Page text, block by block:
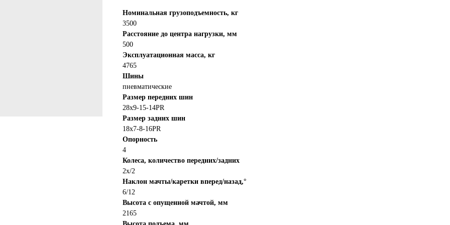
Номинальная грузоподъемность, кг
3500
Расстояние до центра нагрузки, мм
500
Эксплуатационная масса, кг
4765
Шины
пневматические
Размер передних шин
28x9-15-14PR
Размер задних шин
18x7-8-16PR
Опорность
4
Колеса, количество передних/задних
2х/2
Наклон мачты/каретки вперед/назад,°
6/12
Высота с опущенной мачтой, мм
2165
Покупайте сейчас
Чтобы закрепить за
введите телефон в поле